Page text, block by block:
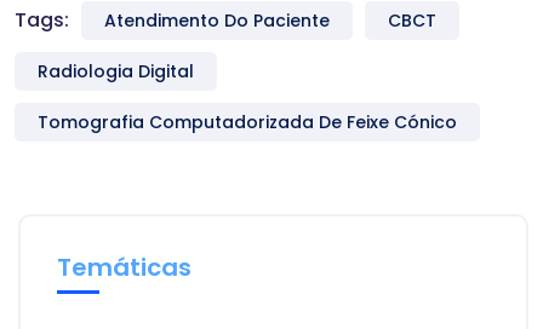
Tags: Atendimento Do Paciente CBCT
Radiologia Digital
Tomografia Computadorizada De Feixe Cónico
Temáticas